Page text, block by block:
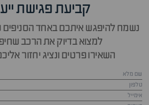
קביעת פגישת
נשמח להיפגש איתכם באחד הסניפים
למצוא בדיוק את הרכב
השאירו פרטים ונציג יחזור